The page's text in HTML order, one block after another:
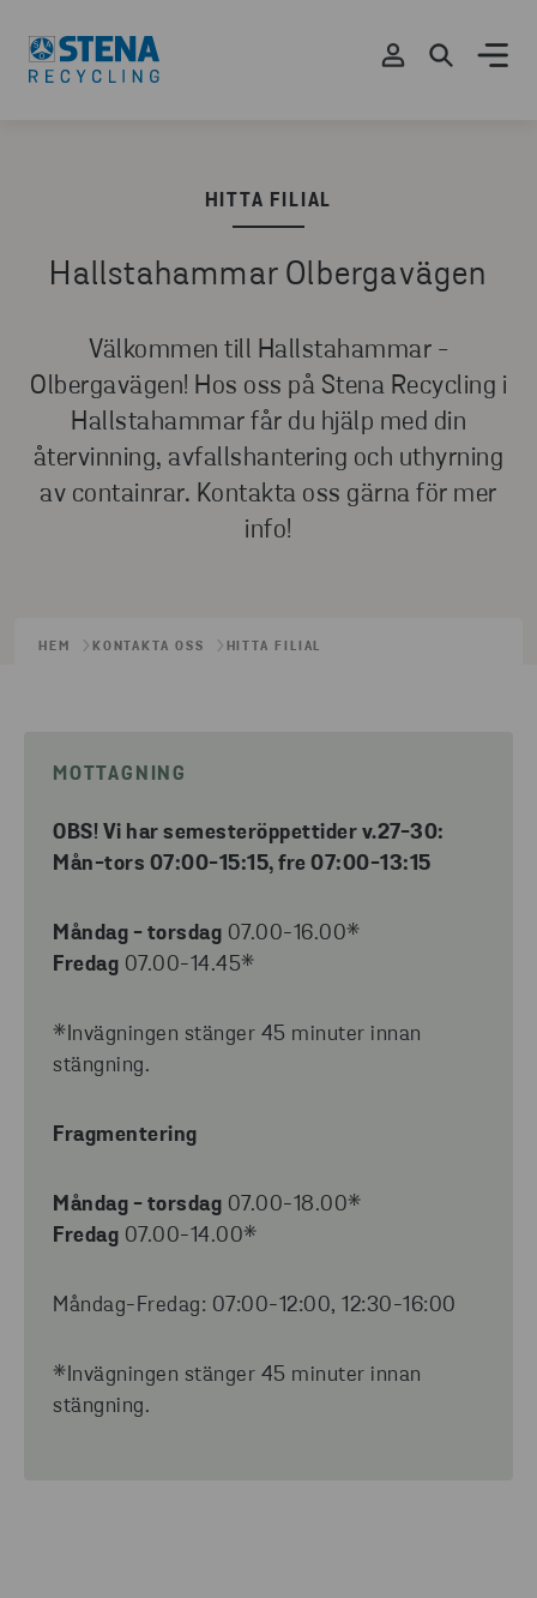
HITTA FILIAL
Hallstahammar Olbergavägen
Välkommen till Hallstahammar -
Olbergavägen! Hos oss på Stena Recycling i
Hallstahammar får du hjälp med din
återvinning, avfallshantering och uthyrning
av containrar. Kontakta oss gärna för mer
info!
HEM KONTAKTA OSS HITTA FILIAL
MOTTAGNING
OBS! Vi har semesteröppettider v.27-30:
Mån-tors 07:00-15:15, fre 07:00-13:15
Måndag - torsdag 07.00-16.00*
Fredag 07.00-14.45*
*Invägningen stänger 45 minuter innan
stängning.
Fragmentering
Måndag - torsdag 07.00-18.00*
Fredag 07.00-14.00*
Måndag-Fredag: 07:00-12:00, 12:30-16:00
*Invägningen stänger 45 minuter innan
stängning.